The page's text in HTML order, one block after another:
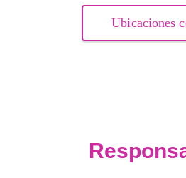
Ubicaciones